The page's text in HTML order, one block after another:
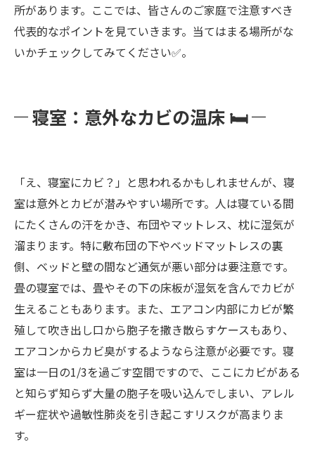
所があります。ここでは、皆さんのご家庭で注意すべき
代表的なポイントを見ていきます。当てはまる場所がな
いかチェックしてみてください✅。
寝室：意外なカビの温床 🛏️
「え、寝室にカビ？」と思われるかもしれませんが、寝
室は意外とカビが潜みやすい場所です。人は寝ている間
にたくさんの汗をかき、布団やマットレス、枕に湿気が
溜まります。特に敷布団の下やベッドマットレスの裏
側、ベッドと壁の間など通気が悪い部分は要注意です。
畳の寝室では、畳やその下の床板が湿気を含んでカビが
生えることもあります。また、エアコン内部にカビが繁
殖して吹き出し口から胞子を撒き散らすケースもあり、
エアコンからカビ臭がするようなら注意が必要です。寝
室は一日の1/3を過ごす空間ですので、ここにカビがある
と知らず知らず大量の胞子を吸い込んでしまい、アレル
ギー症状や過敏性肺炎を引き起こすリスクが高まりま
す。